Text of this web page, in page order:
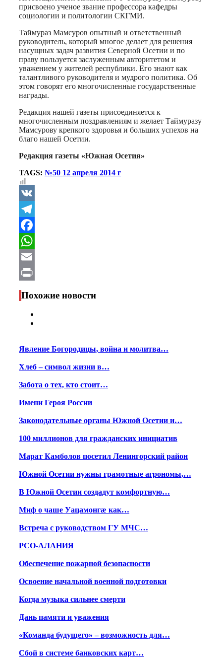
присвоено ученое звание профессора кафедры
социологии и политологии СКГМИ.
Таймураз Мамсуров опытный и ответственный
руководитель, который многое делает для решения
насущных задач развития Северной Осетии и по
праву пользуется заслуженным авторитетом и
уважением у жителей республики. Его знают как
талантливого руководителя и мудрого политика. Об
этом говорят его многочисленные государственные
награды.
Редакция нашей газеты присоединяется к
многочисленным поздравлениям и желает Таймуразу
Мамсурову крепкого здоровья и больших успехов на
благо нашей Осетии.
Редакция газеты «Южная Осетия»
TAGS: №50 12 апреля 2014 г
VK
Telegram
Facebook
WhatsApp
Email
Print
Похожие новости
Явление Богородицы, война и молитва…
Хлеб – символ жизни в…
Забота о тех, кто стоит…
Имени Героя России
Законодательные органы Южной Осетии и…
100 миллионов для гражданских инициатив
Марат Камболов посетил Ленингорский район
Южной Осетии нужны грамотные агрономы,…
В Южной Осетии создадут комфортную…
Миф о чаше Уацамонгæ как…
Встреча с руководством ГУ МЧС…
РСО-АЛАНИЯ
Обеспечение пожарной безопасности
Освоение начальной военной подготовки
Когда музыка сильнее смерти
Дань памяти и уважения
«Команда будущего» – возможность для…
Сбой в системе банковских карт…